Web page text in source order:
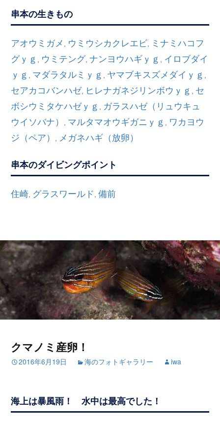
串本の生きもの
アオウミガメ , ウミウシカクレエビ, ミナミハコフ
グｙｇ , ウミテング,ナンヨウハギｙｇ , イロブダイ
ｙｇ , マダラタルミｙｇ , ヤマブキスズメダイｙｇ ,
セアカコバンハゼ, ヒレナガネジリンボウｙｇ , セ
ボシウミタケハゼｙｇ , ガラスハゼ（リュウキュ
ウイソバナ） , マルタマオウギガニｙｇ , ワカヨウ
ジ（ペア） , メガネハギ（放卵）
串本のダイビングポイント
住崎, グラスワールド,備前
クマノミ産卵！
2016年6月19日 海のフォトギャラリー iwa
海上は暴風雨！ 水中は最高でした！